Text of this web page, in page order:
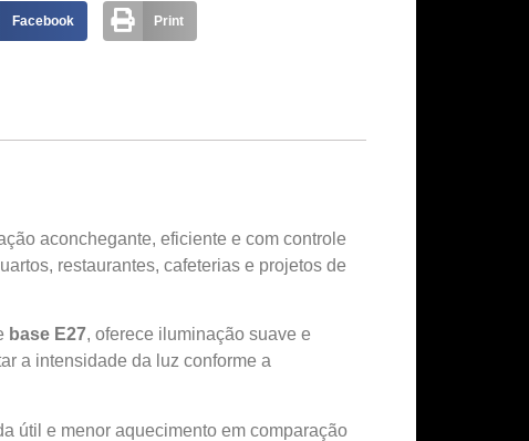
Facebook Print
aconchegante, eficiente e com controle
restaurantes, cafeterias e projetos de
base E27, oferece iluminação suave e
a intensidade da luz conforme a
útil e menor aquecimento em comparação